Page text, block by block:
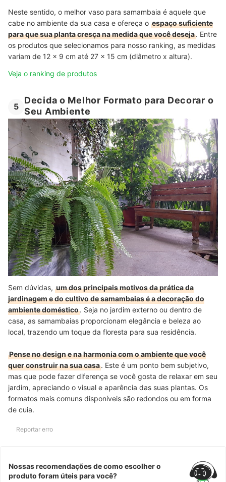
Neste sentido, o melhor vaso para samambaia é aquele que
cabe no ambiente da sua casa e ofereça o espaço suficiente
para que sua planta cresça na medida que você deseja. Entre
os produtos que selecionamos para nosso ranking, as medidas
variam de 12 x 9 cm até 27 x 15 cm (diâmetro x altura).
Veja o ranking de produtos
5
Decida o Melhor Formato para Decorar o
Seu Ambiente
Sem dúvidas, um dos principais motivos da prática da
jardinagem e do cultivo de samambaias é a decoração do
ambiente doméstico. Seja no jardim externo ou dentro de
casa, as samambaias proporcionam elegância e beleza ao
local, trazendo um toque da floresta para sua residência.
Pense no design e na harmonia com o ambiente que você
quer construir na sua casa. Este é um ponto bem subjetivo,
mas que pode fazer diferença se você gosta de relaxar em seu
jardim, apreciando o visual e aparência das suas plantas. Os
formatos mais comuns disponíveis são redondos ou em forma
de cuia.
Reportar erro
Nossas recomendações de como escolher o
produto foram úteis para você?